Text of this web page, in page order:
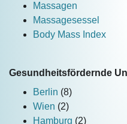
Massagen
Massagesessel
Body Mass Index
Gesundheitsfördernde
Berlin (8)
Wien (2)
Hamburg (2)